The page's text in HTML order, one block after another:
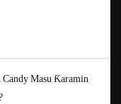
Masu Ƙaramin